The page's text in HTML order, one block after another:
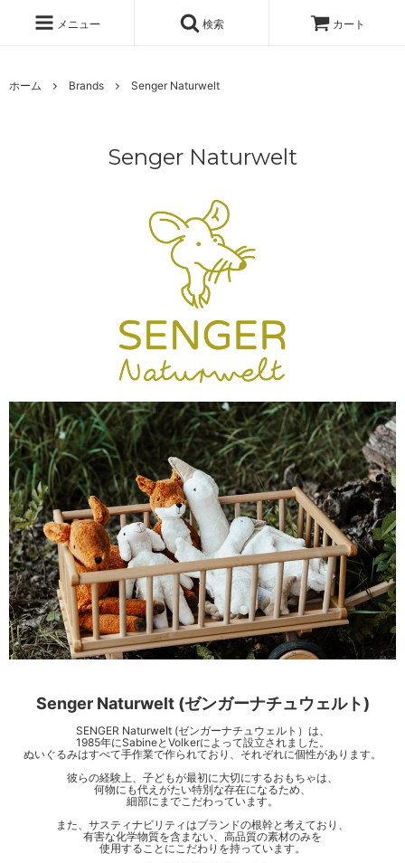
メニュー 検索 カート
ホーム Brands Senger Naturwelt
Senger Naturwelt
Senger Naturwelt (ゼンガーナチュウェルト)
SENGER Naturwelt (ゼンガーナチュウェルト）は、
1985年にSabineとVolkerによって設立されました。
ぬいぐるみはすべて手作業で作られており、それぞれに個性があります。
彼らの経験上、子どもが最初に大切にするおもちゃは、
何物にも代えがたい特別な存在になるため、
細部にまでこだわっています。
また、サスティナビリティはブランドの根幹と考えており、
有害な化学物質を含まない、高品質の素材のみを
使用することにこだわりを持っています。